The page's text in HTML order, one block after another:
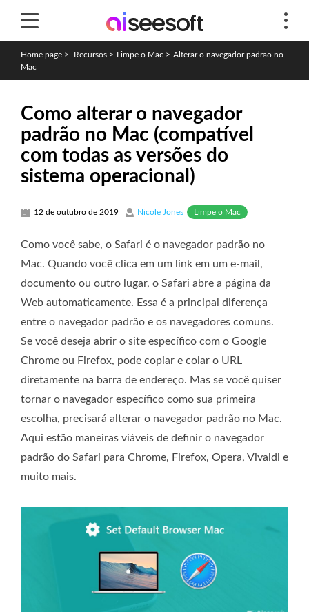
Home page > Recursos > Limpe o Mac > Alterar o navegador padrão no
Mac
Como alterar o navegador
padrão no Mac (compatível
com todas as versões do
sistema operacional)
12 de outubro de 2019 Nicole Jones Limpe o Mac
Como você sabe, o Safari é o navegador padrão no
Mac. Quando você clica em um link em um e-mail,
documento ou outro lugar, o Safari abre a página da
Web automaticamente. Essa é a principal diferença
entre o navegador padrão e os navegadores comuns.
Se você deseja abrir o site específico com o Google
Chrome ou Firefox, pode copiar e colar o URL
diretamente na barra de endereço. Mas se você quiser
tornar o navegador específico como sua primeira
escolha, precisará alterar o navegador padrão no Mac.
Aqui estão maneiras viáveis ​​de definir o navegador
padrão do Safari para Chrome, Firefox, Opera, Vivaldi e
muito mais.